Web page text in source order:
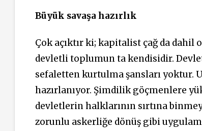
Büyük savaşa hazırlık
Çok açıktır ki; kapitalist çağ da
devletli toplumun ta kendisidir.
sefaletten kurtulma şansları yoktur.
hazırlanıyor. Şimdilik göçmenlere
devletlerin halklarının sırtına
zorunlu askerliğe dönüş gibi